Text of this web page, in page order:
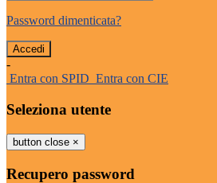
Password dimenticata?
-
Entra con SPID Entra con CIE
Seleziona utente
button close ×
Recupero password